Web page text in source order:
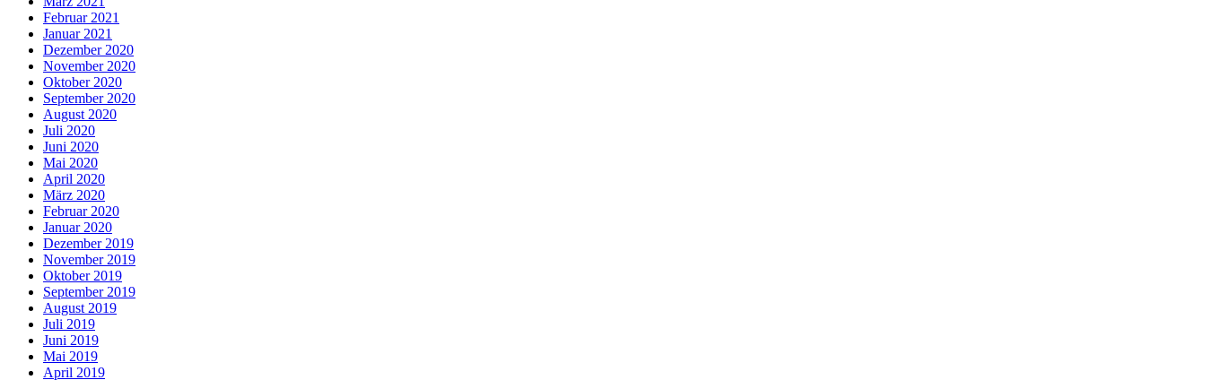
Februar 2021
Januar 2021
Dezember 2020
November 2020
Oktober 2020
September 2020
August 2020
Juli 2020
Juni 2020
Mai 2020
April 2020
März 2020
Februar 2020
Januar 2020
Dezember 2019
November 2019
Oktober 2019
September 2019
August 2019
Juli 2019
Juni 2019
Mai 2019
April 2019